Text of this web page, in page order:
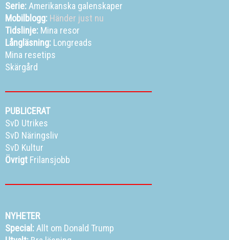
Serie:Amerikanska galenskaper
Mobilblogg: Händer just nu
Tidslinje: Mina resor
Långläsning: Longreads
Mina resetips
Skärgård
PUBLICERAT
SvD Utrikes
SvD Näringsliv
SvD Kultur
Övrigt Frilansjobb
NYHETER
Special:Allt om Donald Trump